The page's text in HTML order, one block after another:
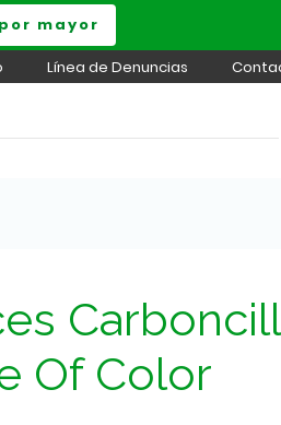
mayor
Línea de Denuncias
Of Color